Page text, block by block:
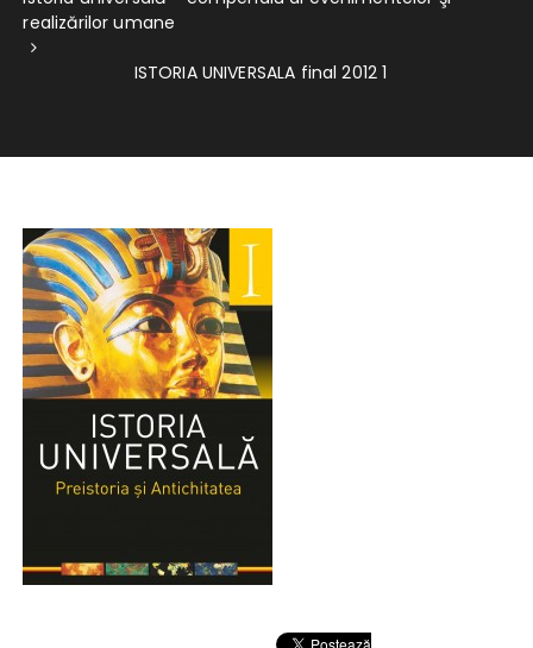
realizărilor umane
ISTORIA UNIVERSALA final 2012 1